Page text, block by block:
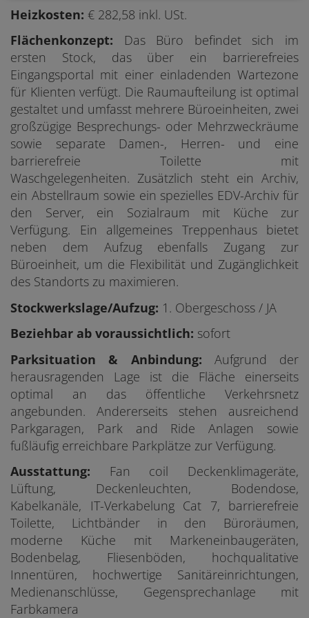
Heizkosten: € 282,58 inkl. USt.
Flächenkonzept: Das Büro befindet sich im
ersten Stock, das über ein barrierefreies
Eingangsportal mit einer einladenden Wartezone
für Klienten verfügt. Die Raumaufteilung ist optimal
gestaltet und umfasst mehrere Büroeinheiten, zwei
großzügige Besprechungs- oder Mehrzweckräume
sowie separate Damen-, Herren- und eine
barrierefreie Toilette mit
Waschgelegenheiten. Zusätzlich steht ein Archiv,
ein Abstellraum sowie ein spezielles EDV-Archiv für
den Server, ein Sozialraum mit Küche zur
Verfügung. Ein allgemeines Treppenhaus bietet
neben dem Aufzug ebenfalls Zugang zur
Büroeinheit, um die Flexibilität und Zugänglichkeit
des Standorts zu maximieren.
Stockwerkslage/Aufzug: 1. Obergeschoss / JA
Beziehbar ab voraussichtlich: sofort
Parksituation & Anbindung: Aufgrund der
herausragenden Lage ist die Fläche einerseits
optimal an das öffentliche Verkehrsnetz
angebunden. Andererseits stehen ausreichend
Parkgaragen, Park and Ride Anlagen sowie
fußläufig erreichbare Parkplätze zur Verfügung.
Ausstattung: Fan coil Deckenklimageräte,
Lüftung, Deckenleuchten, Bodendose,
Kabelkanäle, IT-Verkabelung Cat 7, barrierefreie
Toilette, Lichtbänder in den Büroräumen,
moderne Küche mit Markeneinbaugeräten,
Bodenbelag, Fliesenböden, hochqualitative
Innentüren, hochwertige Sanitäreinrichtungen,
Medienanschlüsse, Gegensprechanlage mit
Farbkamera